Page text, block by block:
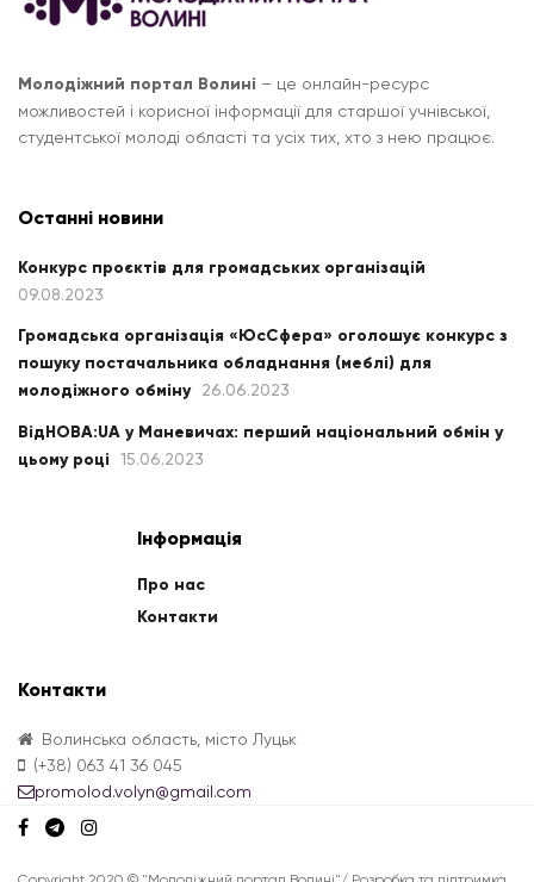
Молодіжний портал Волині – це онлайн-ресурс
можливостей і корисної інформації для старшої учнівської,
студентської молоді області та усіх тих, хто з нею працює.
Останні новини
Конкурс проєктів для громадських організацій
09.08.2023
Громадська організація «ЮсСфера» оголошує конкурс з
пошуку постачальника обладнання (меблі) для
молодіжного обміну
26.06.2023
ВідНОВА:UA у Маневичах: перший національний обмін у
цьому році
15.06.2023
Інформація
Про нас
Контакти
Контакти
Волинська область, місто Луцьк
(+38) 063 41 36 045
promolod.volyn@gmail.com